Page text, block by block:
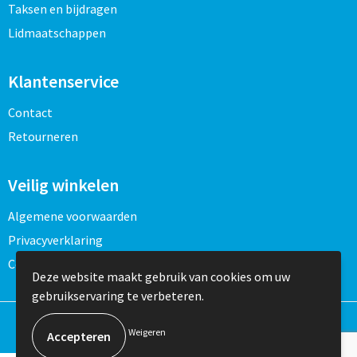
Schoudertassen
Sporttassen
Strandtassen
Toilettassen
Trolleys
Waterbestendige tassen
Goodiebags
Vesten
Gehoorbescherming
Ademhalingsbescherming
Taksen en bijdragen
Lidmaatschappen
Klantenservice
Contact
Retourneren
Veilig winkelen
Algemene voorwaarden
Privacyverklaring
Cookieverklaring
Deze website maakt gebruik van cookies om uw
gebruikservaring te verbeteren.
Weigeren